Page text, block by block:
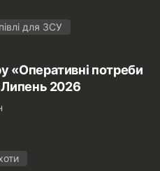
для ЗСУ
«Оперативні потреби
Липень 2026